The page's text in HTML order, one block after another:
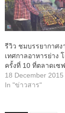
รีวิว ชมบรรยากาศง
เทศกาลอาหารย่าง
ครั้งที่ 10 ที่ตลาดเซ
18 December 2015
In "ข่าวสาร"